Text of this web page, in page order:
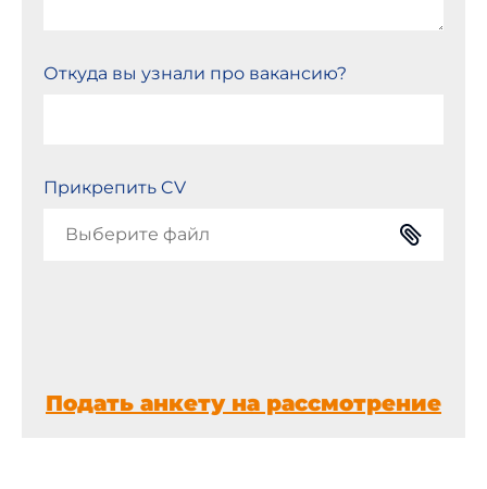
Откуда вы узнали про вакансию?
Прикрепить CV
Выберите файл
Подать анкету на рассмотрение